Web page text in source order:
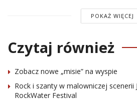
POKAŻ WIĘCEJ
Czytaj również
Zobacz nowe „misie” na wyspie
Rock i szanty w malowniczej scenerii
RockWater Festival